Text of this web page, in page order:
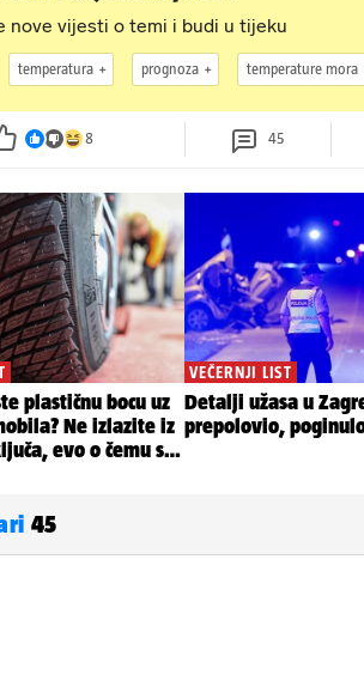
nove vijesti o temi i budi u tijeku
temperatura prognoza temperature mora
8 45
45